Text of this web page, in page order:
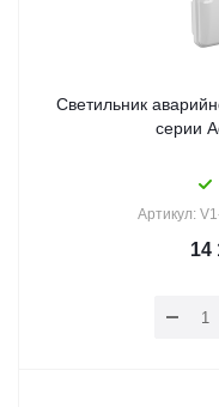
Светильник
серии
Артикул:
14